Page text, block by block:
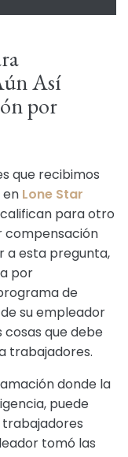
Así
por
que recibimos
Lone Star
para otro
compensación
a esta pregunta,
por
de
su empleador
cosas que debe
trabajadores.
donde la
puede
tomó las